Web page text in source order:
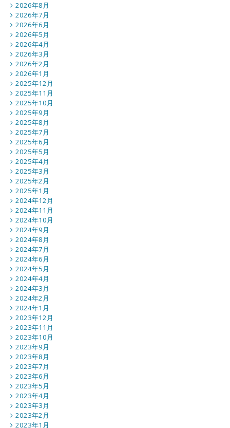
2026年8月
2026年7月
2026年6月
2026年5月
2026年4月
2026年3月
2026年2月
2026年1月
2025年12月
2025年11月
2025年10月
2025年9月
2025年8月
2025年7月
2025年6月
2025年5月
2025年4月
2025年3月
2025年2月
2025年1月
2024年12月
2024年11月
2024年10月
2024年9月
2024年8月
2024年7月
2024年6月
2024年5月
2024年4月
2024年3月
2024年2月
2024年1月
2023年12月
2023年11月
2023年10月
2023年9月
2023年8月
2023年7月
2023年6月
2023年5月
2023年4月
2023年3月
2023年2月
2023年1月